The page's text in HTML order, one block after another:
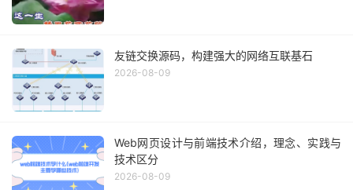
友链交换源码，构建强大的网络互联基石
2026-08-09
Web网页设计与前端技术介绍，理念、实践与
技术区分
2026-08-09